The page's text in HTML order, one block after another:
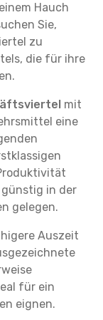
Hauch
Sie,
zu
die für ihre
mit
eine
in der
gelegen.
Auszeit
für ein
eignen.